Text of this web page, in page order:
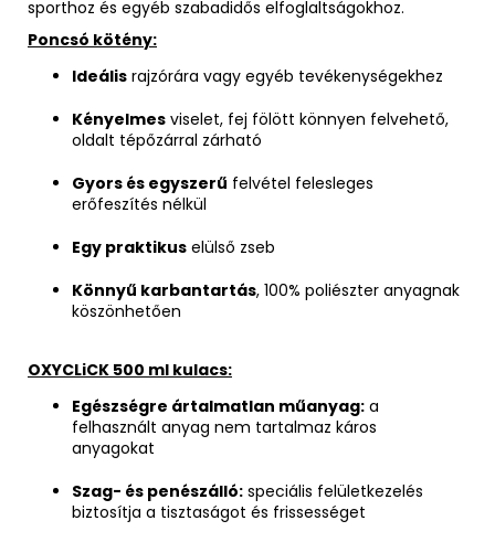
sporthoz és egyéb szabadidős elfoglaltságokhoz.
Poncsó kötény:
Ideális rajzórára vagy egyéb tevékenységekhez
Kényelmes viselet, fej fölött könnyen felvehető,
oldalt tépőzárral zárható
Gyors és egyszerű felvétel felesleges
erőfeszítés nélkül
Egy praktikus elülső zseb
Könnyű karbantartás, 100% poliészter anyagnak
köszönhetően
OXYCLiCK 500 ml kulacs:
Egészségre ártalmatlan műanyag: a
felhasznált anyag nem tartalmaz káros
anyagokat
Szag- és penészálló: speciális felületkezelés
biztosítja a tisztaságot és frissességet